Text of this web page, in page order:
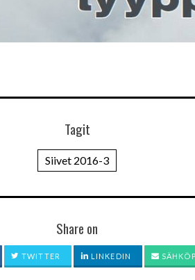
Tagit
Siivet 2016-3
Share on
TWITTER LINKEDIN